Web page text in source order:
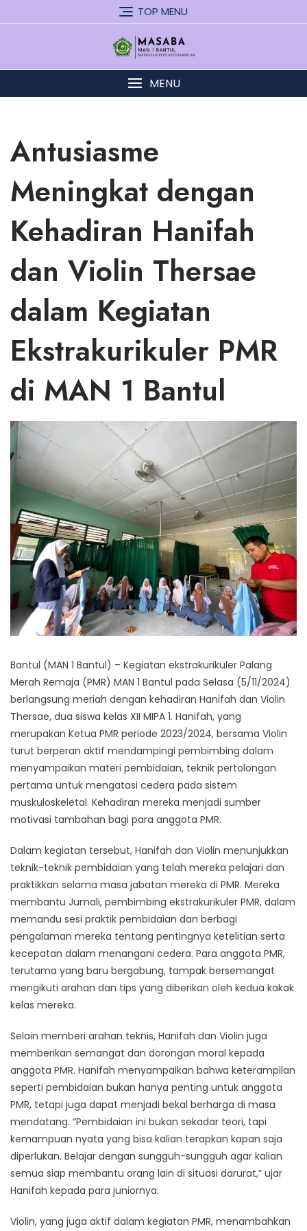
to
TOP MENU
MENU
Antusiasme
Meningkat dengan
Kehadiran Hanifah
dan Violin Thersae
dalam Kegiatan
Ekstrakurikuler PMR
di MAN 1 Bantul
Bantul (MAN 1 Bantul) – Kegiatan ekstrakurikuler Palang
Merah Remaja (PMR) MAN 1 Bantul pada Selasa (5/11/2024)
berlangsung meriah dengan kehadiran Hanifah dan Violin
Thersae, dua siswa kelas XII MIPA 1. Hanifah, yang
merupakan Ketua PMR periode 2023/2024, bersama Violin
turut berperan aktif mendampingi pembimbing dalam
menyampaikan materi pembidaian, teknik pertolongan
pertama untuk mengatasi cedera pada sistem
muskuloskeletal. Kehadiran mereka menjadi sumber
motivasi tambahan bagi para anggota PMR.
Dalam kegiatan tersebut, Hanifah dan Violin menunjukkan
teknik-teknik pembidaian yang telah mereka pelajari dan
praktikkan selama masa jabatan mereka di PMR. Mereka
membantu Jumali, pembimbing ekstrakurikuler PMR, dalam
memandu sesi praktik pembidaian dan berbagi
pengalaman mereka tentang pentingnya ketelitian serta
kecepatan dalam menangani cedera. Para anggota PMR,
terutama yang baru bergabung, tampak bersemangat
mengikuti arahan dan tips yang diberikan oleh kedua kakak
kelas mereka.
Selain memberi arahan teknis, Hanifah dan Violin juga
memberikan semangat dan dorongan moral kepada
anggota PMR. Hanifah menyampaikan bahwa keterampilan
seperti pembidaian bukan hanya penting untuk anggota
PMR, tetapi juga dapat menjadi bekal berharga di masa
mendatang. “Pembidaian ini bukan sekadar teori, tapi
kemampuan nyata yang bisa kalian terapkan kapan saja
diperlukan. Belajar dengan sungguh-sungguh agar kalian
semua siap membantu orang lain di situasi darurat,” ujar
Hanifah kepada para juniornya.
Violin, yang juga aktif dalam kegiatan PMR, menambahkan